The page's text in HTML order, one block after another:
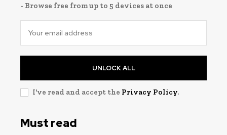
- Browse free from up to 5 devices at once
UNLOCK ALL
I've read and accept the Privacy Policy.
Must read